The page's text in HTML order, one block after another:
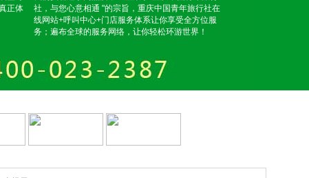
或绕道而行，但也不必担心，川藏线的养路工非常多，
笑;在藏民家你会感受到像高贵的客人一样受到款
一些糖果、饼干之类的也比较好，建议不要直接给
信网络不是太好，经常出现无法与内地的网联上，特
正体
社，与您心意相通 "的宗旨，重庆中国青年旅行社在
线网站+呼叫中心+门店服务体系让你享受全方位服
务；遍布全球的服务网络，让你轻松环游世界！